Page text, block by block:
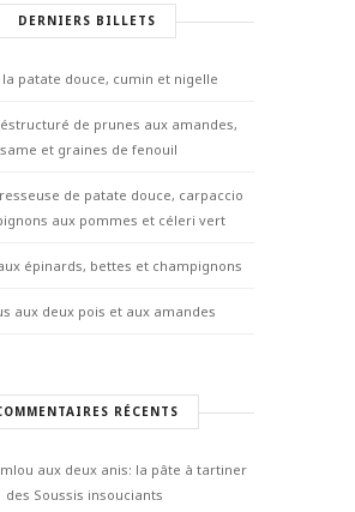
DERNIERS BILLETS
la patate douce, cumin et nigelle
de prunes aux amandes,
et graines de fenouil
de patate douce, carpaccio
aux pommes et céleri vert
épinards, bettes et champignons
aux deux pois et aux amandes
RÉCENTS
aux deux anis: la pâte à tartiner
des Soussis insouciants